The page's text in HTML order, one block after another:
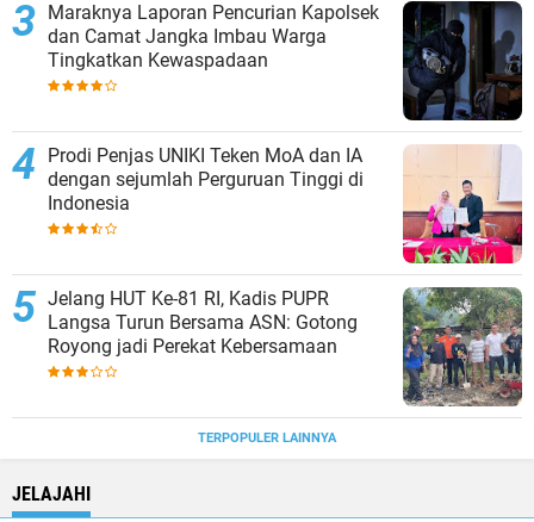
Maraknya Laporan Pencurian Kapolsek
dan Camat Jangka Imbau Warga
Tingkatkan Kewaspadaan
Prodi Penjas UNIKI Teken MoA dan IA
dengan sejumlah Perguruan Tinggi di
Indonesia
Jelang HUT Ke-81 RI, Kadis PUPR
Langsa Turun Bersama ASN: Gotong
Royong jadi Perekat Kebersamaan
TERPOPULER LAINNYA
JELAJAHI